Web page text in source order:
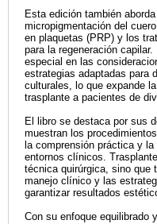
Esta edición también
micropigmentación del
en plaquetas (PRP) y los
para la regeneración
especial en las
estrategias adaptadas para
culturales, lo que expande
trasplante a pacientes de
El libro se destaca por sus
muestran los
la comprensión práctica y
entornos clínicos.
técnica quirúrgica, sino que
manejo clínico y las
garantizar resultados
Con su enfoque equilibrado